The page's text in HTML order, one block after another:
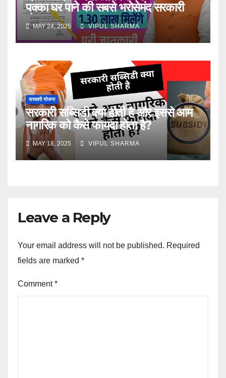
पक्का घर पाने की सबसे भरोसेमंद सरकारी
योजना
MAY 24, 2025 VIPUL SHARMA
सरकारी योजना
सरकारी सब्सिडी क्या होती है और इससे आम
नागरिक को कैसे फायदा होता है?
MAY 18, 2025 VIPUL SHARMA
Leave a Reply
Your email address will not be published. Required
fields are marked *
Comment*